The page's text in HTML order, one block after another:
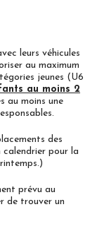
leurs véhicules
au maximum
jeunes (U6
au moins 2
au moins une
des
pour la
prévu au
de trouver un